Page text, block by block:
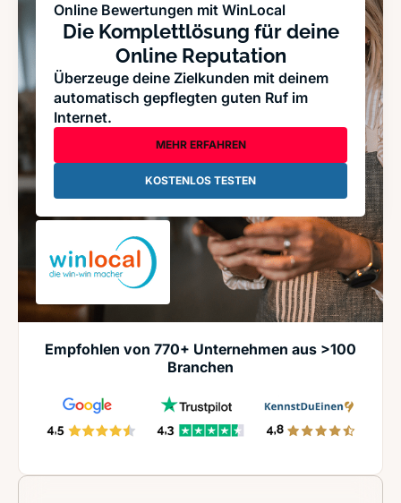
Online Bewertungen mit WinLocal
Die Komplettlösung für deine
Online Reputation
Überzeuge deine Zielkunden mit deinem
automatisch gepflegten guten Ruf im
Internet.
MEHR ERFAHREN
KOSTENLOS TESTEN
Empfohlen von 770+ Unternehmen aus >100
Branchen